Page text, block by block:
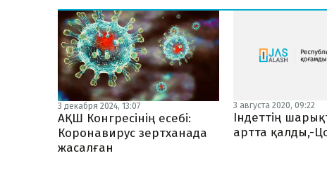
3 декабря 2024, 13:07
АҚШ Конгресінің есебі:
Коронавирус зертханада
жасалған
3 августа 2020, 09:22
Індеттің
артта қалды,-